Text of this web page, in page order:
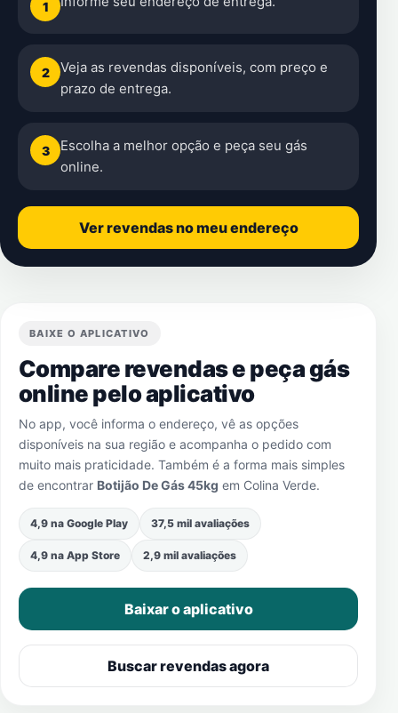
1
2
Veja as revendas disponíveis, com preço e
prazo de entrega.
3
Escolha a melhor opção e peça seu gás
online.
Ver revendas no meu endereço
BAIXE O APLICATIVO
Compare revendas e peça gás
online pelo aplicativo
No app, você informa o endereço, vê as opções
disponíveis na sua região e acompanha o pedido com
muito mais praticidade. Também é a forma mais simples
de encontrar Botijão De Gás 45kg em Colina Verde.
4,9 na Google Play 37,5 mil avaliações
4,9 na App Store 2,9 mil avaliações
Baixar o aplicativo
Buscar revendas agora